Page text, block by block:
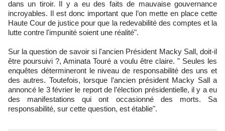
dans un tiroir. Il y a eu des faits de mauvaise gouvernance
incroyables. Il est donc important que l’on mette en place cette
Haute Cour de justice pour que la redevabilité des comptes et la
lutte contre l'impunité soient une réalité".
Sur la question de savoir si l'ancien Président Macky Sall, doit-il
être poursuivi ?, Aminata Touré a voulu être claire. " Seules les
enquêtes détermineront le niveau de responsabilité des uns et
des autres. Toutefois, lorsque l’ancien président Macky Sall a
annoncé le 3 février le report de l’élection présidentielle, il y a eu
des manifestations qui ont occasionné des morts. Sa
responsabilité, sur cette question, est établie".